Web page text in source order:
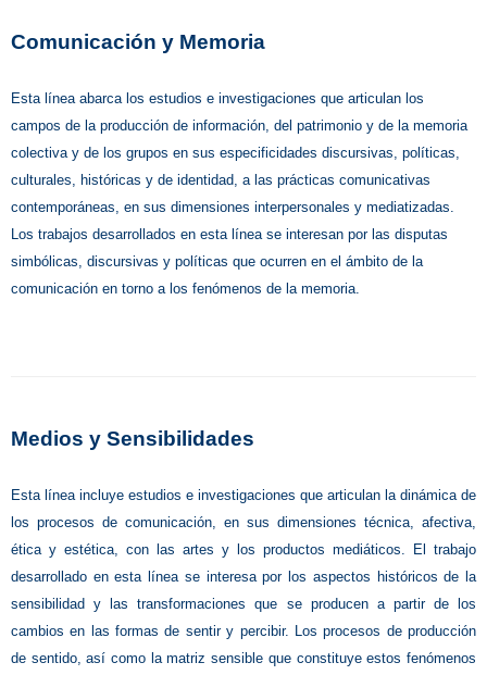
Comunicación y Memoria
Esta línea abarca los estudios e investigaciones que articulan los
campos de la producción de información, del patrimonio y de la memoria
colectiva y de los grupos en sus especificidades discursivas, políticas,
culturales, históricas y de identidad, a las prácticas comunicativas
contemporáneas, en sus dimensiones interpersonales y mediatizadas.
Los trabajos desarrollados en esta línea se interesan por las disputas
simbólicas, discursivas y políticas que ocurren en el ámbito de la
comunicación en torno a los fenómenos de la memoria.
Medios y Sensibilidades
Esta línea incluye estudios e investigaciones que articulan la dinámica de
los procesos de comunicación, en sus dimensiones técnica, afectiva,
ética y estética, con las artes y los productos mediáticos. El trabajo
desarrollado en esta línea se interesa por los aspectos históricos de la
sensibilidad y las transformaciones que se producen a partir de los
cambios en las formas de sentir y percibir. Los procesos de producción
de sentido, así como la matriz sensible que constituye estos fenómenos